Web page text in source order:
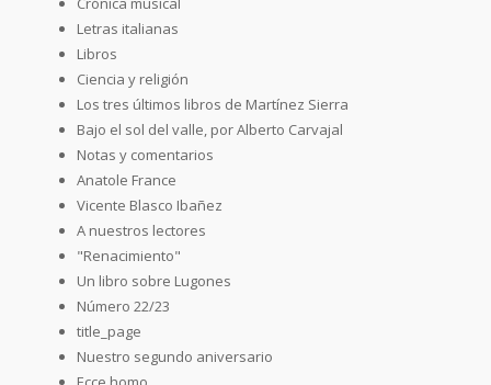
Letras italianas
Libros
Ciencia y religión
Los tres últimos libros de Martínez Sierra
Bajo el sol del valle, por Alberto Carvajal
Notas y comentarios
Anatole France
Vicente Blasco Ibañez
A nuestros lectores
"Renacimiento"
Un libro sobre Lugones
Número 22/23
title_page
Nuestro segundo aniversario